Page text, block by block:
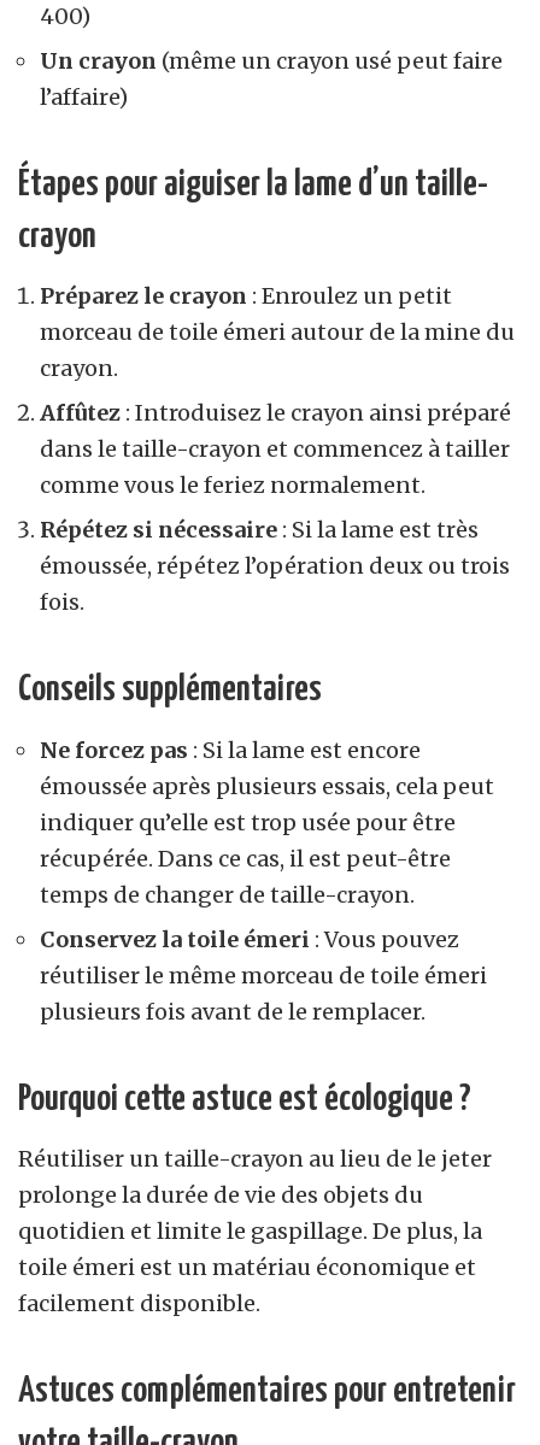
400)
Un crayon (même un crayon usé peut faire
l’affaire)
Étapes pour aiguiser la lame d’un taille-
crayon
Préparez le crayon : Enroulez un petit
morceau de toile émeri autour de la mine du
crayon.
Affûtez : Introduisez le crayon ainsi préparé
dans le taille-crayon et commencez à tailler
comme vous le feriez normalement.
Répétez si nécessaire : Si la lame est très
émoussée, répétez l’opération deux ou trois
fois.
Conseils supplémentaires
Ne forcez pas : Si la lame est encore
émoussée après plusieurs essais, cela peut
indiquer qu’elle est trop usée pour être
récupérée. Dans ce cas, il est peut-être
temps de changer de taille-crayon.
Conservez la toile émeri : Vous pouvez
réutiliser le même morceau de toile émeri
plusieurs fois avant de le remplacer.
Pourquoi cette astuce est écologique ?
Réutiliser un taille-crayon au lieu de le jeter
prolonge la durée de vie des objets du
quotidien et limite le gaspillage. De plus, la
toile émeri est un matériau économique et
facilement disponible.
Astuces complémentaires pour entretenir